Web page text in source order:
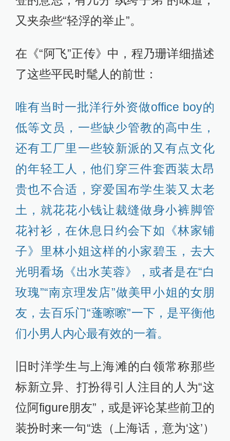
又夹杂些“轻浮的举止”。
在《“阿飞”正传》中，程乃珊详细描述
了这些平民时髦人的前世：
唯有当时一批洋行外资做office boy的
低等文员，一些缺少管教的高中生，
还有工厂里一些较新派的又有点文化
的年轻工人，他们穿三件套西装太昂
贵也不合适，穿爱国布学生装又太老
土，就花花小钱让裁缝做身小裤脚管
花衬衫，在休息日约会下如《林家铺
子》里林小姐这样的小家碧玉，去大
光明看场《出水芙蓉》，或者是在“白
玫瑰”“南京理发店”做美甲小姐的女朋
友，去百乐门“蓬嚓嚓”一下，是平衡他
们小男人内心最有效的一着。
旧时洋学生与上海滩的白领常称那些
标新立异、打扮得引人注目的人为“这
位阿figure朋友”，或是评论某些前卫的
装扮时来一句“迭（上海话，意为‘这’）